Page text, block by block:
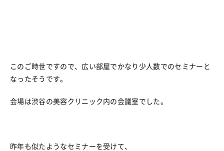
このご時世ですので、広い部屋でかなり少人数でのセミナーと
なったそうです。
会場は渋谷の美容クリニック内の会議室でした。
昨年も似たようなセミナーを受けて、